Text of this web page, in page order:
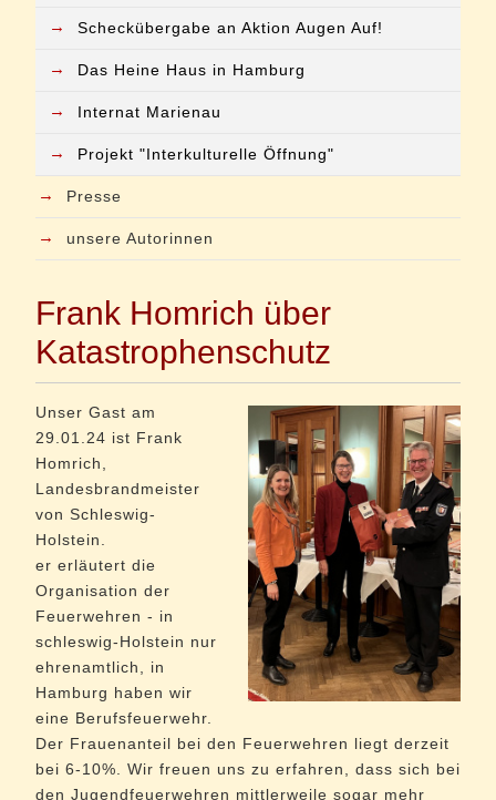
→ Scheckübergabe an Aktion Augen Auf!
→ Das Heine Haus in Hamburg
→ Internat Marienau
→ Projekt "Interkulturelle Öffnung"
→ Presse
→ unsere Autorinnen
Frank Homrich über
Katastrophenschutz
Unser Gast am
29.01.24 ist Frank
Homrich,
Landesbrandmeister
von Schleswig-
Holstein.
er erläutert die
Organisation der
Feuerwehren - in
schleswig-Holstein nur
ehrenamtlich, in
Hamburg haben wir
eine Berufsfeuerwehr.
Der Frauenanteil bei den Feuerwehren liegt derzeit
bei 6-10%. Wir freuen uns zu erfahren, dass sich bei
den Jugendfeuerwehren mittlerweile sogar mehr